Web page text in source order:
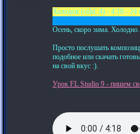
Холодок (cold_4) - 4:18 - 24
Осень, скоро зима.
Просто послушать
подобное или скачать
на свой вкус :).
Урок FL Studio 9 - пишем